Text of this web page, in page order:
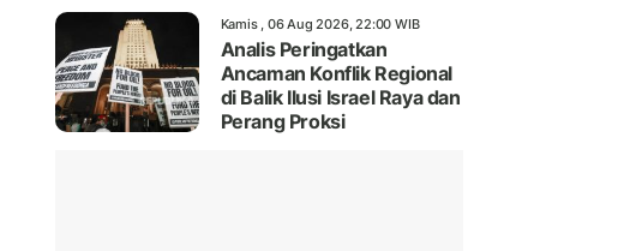
Kamis , 06 Aug 2026, 22:00 WIB
Analis Peringatkan
Ancaman Konflik Regional
di Balik Ilusi Israel Raya dan
Perang Proksi